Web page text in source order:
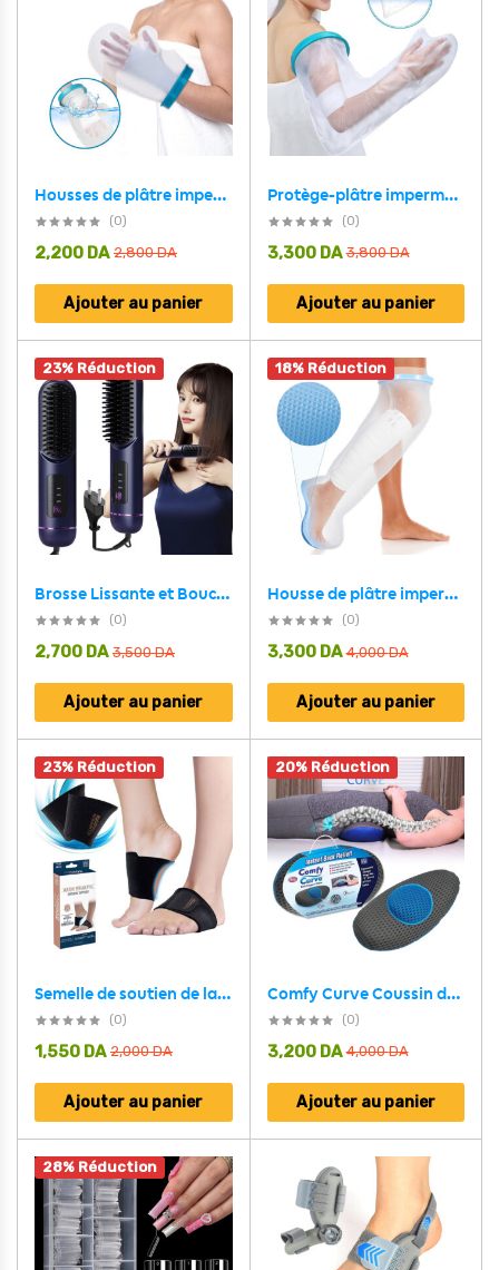
Housses de plâtre imperméables protège-poignet pour la douche et le bain – غطاء عازل للمياه لليد المكسولة
(0)
2,800DA
2,200 DA
Ajouter au panier
Protège-plâtre imperméable bras complet pour pour adulte – غطاء عازل للمياه لليد المكسولة
(0)
3,800DA
3,300 DA
Ajouter au panier
23% Réduction
Brosse Lissante et Bouclante Électrique YX-228 – فرشاة تسريح الشعر
(0)
3,500DA
2,700 DA
Ajouter au panier
18% Réduction
Housse de plâtre imperméable pour la douche, protection pour jambe adulte – غطاء عازل للمياه للرجل المكسورة كاملة
(0)
4,000DA
3,300 DA
Ajouter au panier
23% Réduction
Semelle de soutien de la voûte plantaire unisexe – دعامة قدم للأقدام المسطحة
(0)
2,000DA
1,550 DA
Ajouter au panier
20% Réduction
Comfy Curve Coussin de Soutien Lombaire Conception Ergonomique – وسادة أسفل الظهر جد مريحة
(0)
4,000DA
3,200 DA
Ajouter au panier
28% Réduction